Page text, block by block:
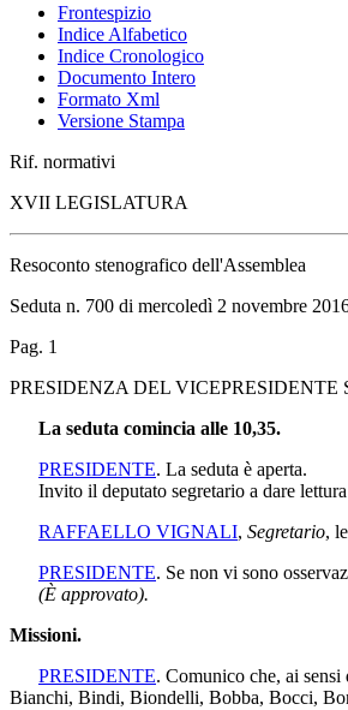
Frontespizio
Indice Alfabetico
Indice Cronologico
Documento Intero
Formato Xml
Versione Stampa
Rif. normativi
XVII LEGISLATURA
Resoconto stenografico dell'Assemblea
Seduta n. 700 di mercoledì 2 novembre
Pag. 1
PRESIDENZA DEL
La seduta comincia alle 10,35.
PRESIDENTE. La seduta è aperta.
Invito il deputato segretario a dare lettura
RAFFAELLO VIGNALI, Segretario,
PRESIDENTE. Se non vi sono
(È approvato).
Missioni.
PRESIDENTE. Comunico che, ai
Bianchi, Bindi, Biondelli, Bobba, Bocci,